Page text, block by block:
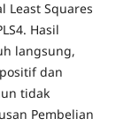
Least Squares
Hasil
langsung,
dan
tidak
Pembelian